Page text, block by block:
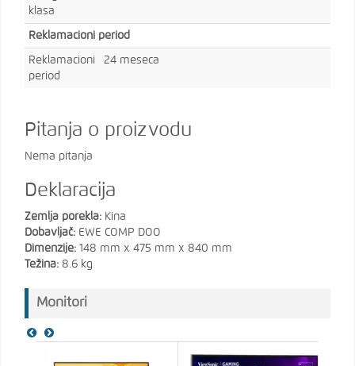
klasa
Reklamacioni period
Reklamacioni
period
24 meseca
Pitanja o proizvodu
Nema pitanja
Deklaracija
Zemlja porekla: Kina
Dobavljač: EWE COMP DOO
Dimenzije: 148 mm x 475 mm x 840 mm
Težina: 8.6 kg
Monitori